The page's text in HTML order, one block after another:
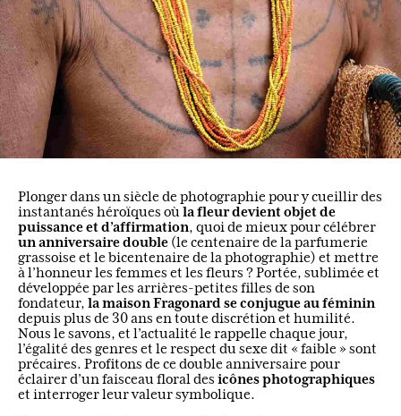
Plonger dans un siècle de photographie pour y cueillir des
instantanés héroïques oùla fleur devient objet de
puissance et d’affirmation, quoi de mieux pour célébrer
un anniversaire double (le centenaire de la parfumerie
grassoise et le bicentenaire de la photographie) et mettre
à l’honneur les femmes et les fleurs ? Portée, sublimée et
développée par les arrières-petites filles de son
fondateur, la maison Fragonard se conjugue au féminin
depuis plus de 30 ans en toute discrétion et humilité.
Nous le savons, et l’actualité le rappelle chaque jour,
l’égalité des genres et le respect du sexe dit « faible » sont
précaires. Profitons de ce double anniversaire pour
éclairer d’un faisceau floral des icônes photographiques
et interroger leur valeur symbolique.